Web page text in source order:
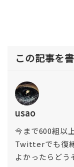
この記事を
usao
今まで600組以
Twitterでも復
よかったらどう